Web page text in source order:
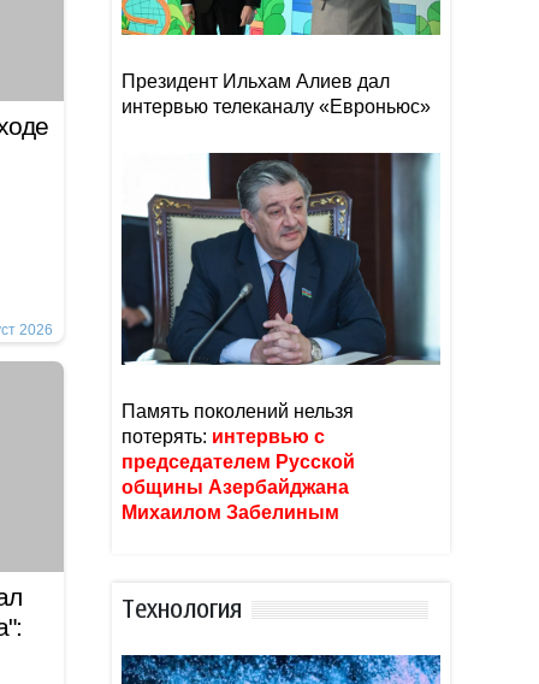
2026
Президент Ильхам Алиев дал
интервью телеканалу «Евроньюс»
Память поколений нельзя
потерять: интервью с
председателем Русской
общины Азербайджана
Михаилом Забелиным
Тexнoлoгия